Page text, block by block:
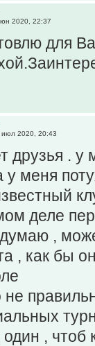
2020, 22:37
для
2020, 20:43
друзья . у
у меня
деле
,
, как бы
не
, чтоб